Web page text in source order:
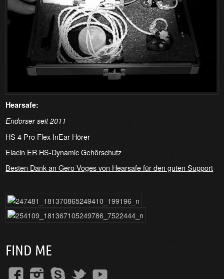
Hearsafe:
Endorser seit 2011
HS 4 Pro Flex InEar Hörer
Elacin ER HS-Dynamic Gehörschutz
Besten Dank an Gero Voges von Hearsafe für den guten Support
FIND ME